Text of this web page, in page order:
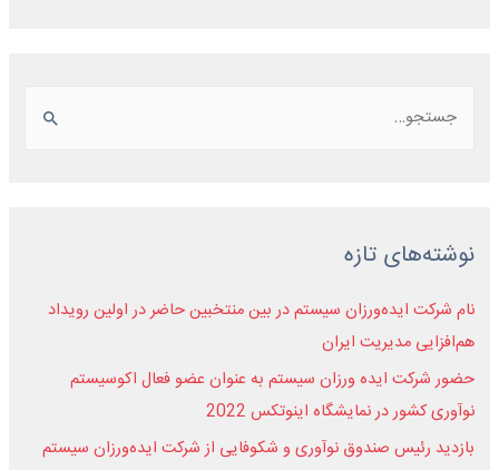
نوشته‌های تازه
نام شرکت ایده‌ورزان سیستم در بین منتخبین حاضر در اولین رویداد
هم‌افزایی مدیریت ایران
حضور شرکت ایده ورزان سیستم به عنوان عضو فعال اکوسیستم
نوآوری کشور در نمایشگاه اینوتکس 2022
بازدید رئیس صندوق نوآوری و شکوفایی از شرکت ایده‌ورزان سیستم